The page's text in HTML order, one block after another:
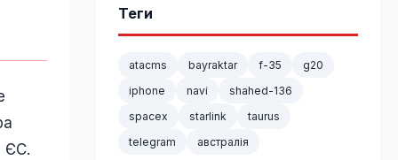
ЄС.
Теги
atacms bayraktar f-35
g20
iphone
navi
shahed-136
spacex
starlink
taurus
telegram
австралія